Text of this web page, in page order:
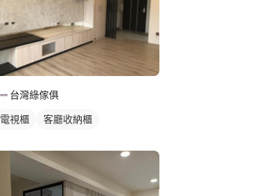
台灣綠傢俱
電視櫃 客廳收納櫃